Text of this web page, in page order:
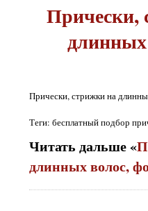
Прически,
Прически, стрижки на
Теги: бесплатный подбор
Читать дальше «
длинных волос,